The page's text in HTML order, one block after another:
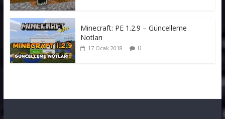
Minecraft: PE 1.2.9 – Güncelleme
Notları
17 Ocak 2018 0